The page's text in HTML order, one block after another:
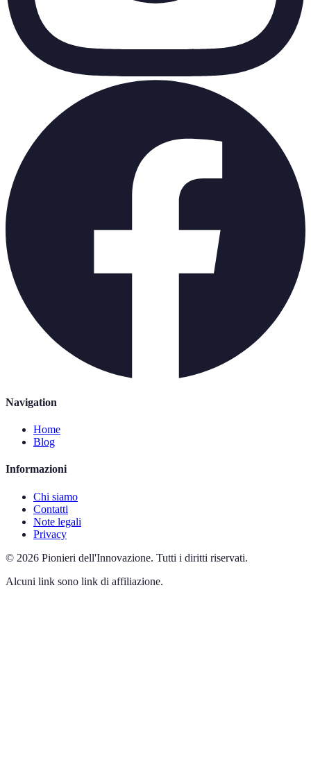
Navigation
Home
Blog
Informazioni
Chi siamo
Contatti
Note legali
Privacy
© 2026 Pionieri dell'Innovazione. Tutti i diritti riservati.
Alcuni link sono link di affiliazione.